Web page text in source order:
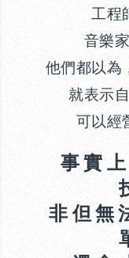
工程
音樂
他們都以為
就表示
可以經
事實
非但無